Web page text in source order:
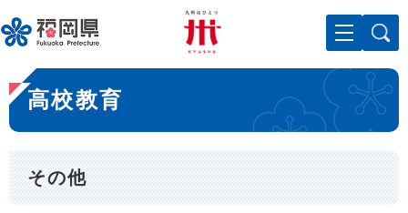
ー
ジ
先
頭
で
。
メニューを飛ばして本文へ
本
文
高校教育
その他